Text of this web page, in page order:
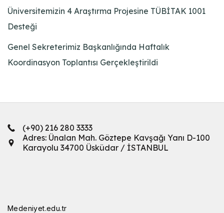
Üniversitemizin 4 Araştırma Projesine TÜBİTAK 1001
Desteği
Genel Sekreterimiz Başkanlığında Haftalık
Koordinasyon Toplantısı Gerçekleştirildi
(+90) 216 280 3333
Adres: Ünalan Mah. Göztepe Kavşağı Yanı D-100
Karayolu 34700 Üsküdar / İSTANBUL
Medeniyet.edu.tr